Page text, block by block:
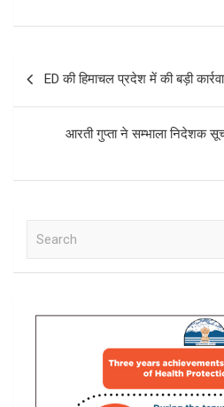
ED की हिमाचल प्रदेश में की बड़ी
आरती गुप्ता ने सम्भाला निदेशक